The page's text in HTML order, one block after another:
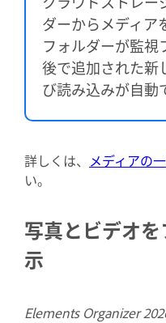
ダーからメディア
フォルダーが監視
後で追加された新
び読み込みが自動
詳しくは、 メディアの
い。
写真とビデオ
示
Elements Organizer